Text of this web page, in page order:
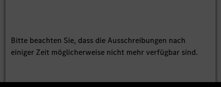
Bitte beachten Sie, dass die Ausschreibungen nach
einiger Zeit möglicherweise nicht mehr verfügbar sind.